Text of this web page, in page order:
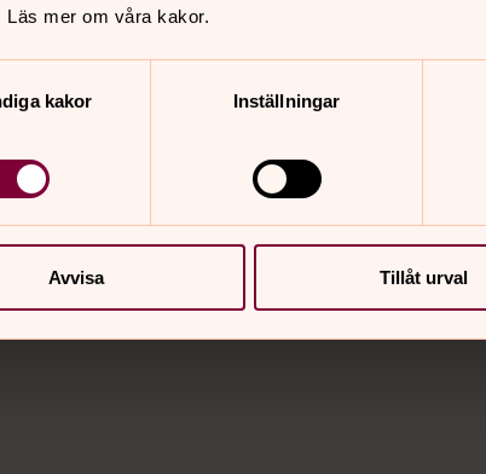
Läs mer om våra kakor.
kakor
Inställningar
Avvisa Tillåt urval
dig nära dör behöver du ta hand om dig och
praktiska kring dödsfallet – att berätta för